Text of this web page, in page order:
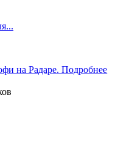
на Радаре. Подробнее